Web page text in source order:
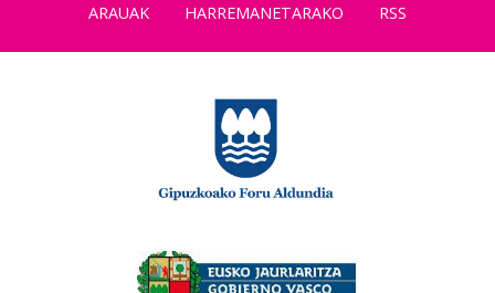
ARAUAK
HARREMANETARAKO RSS